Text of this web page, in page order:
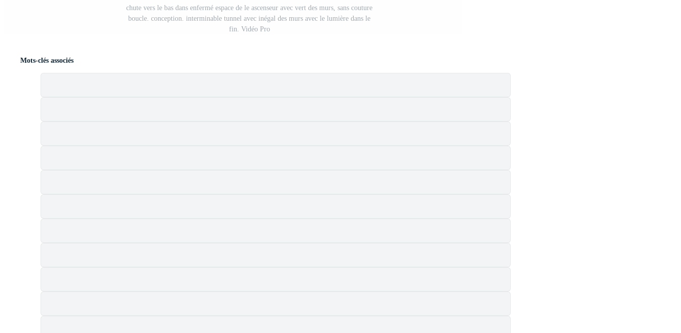
chute vers le bas dans enfermé espace de le ascenseur avec vert des murs, sans couture
boucle. conception. interminable tunnel avec inégal des murs avec le lumière dans le
fin. Vidéo Pro
Mots-clés associés